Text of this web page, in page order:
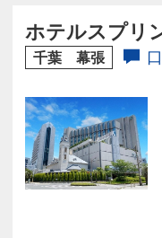
ホテルスプリ
千葉 幕張